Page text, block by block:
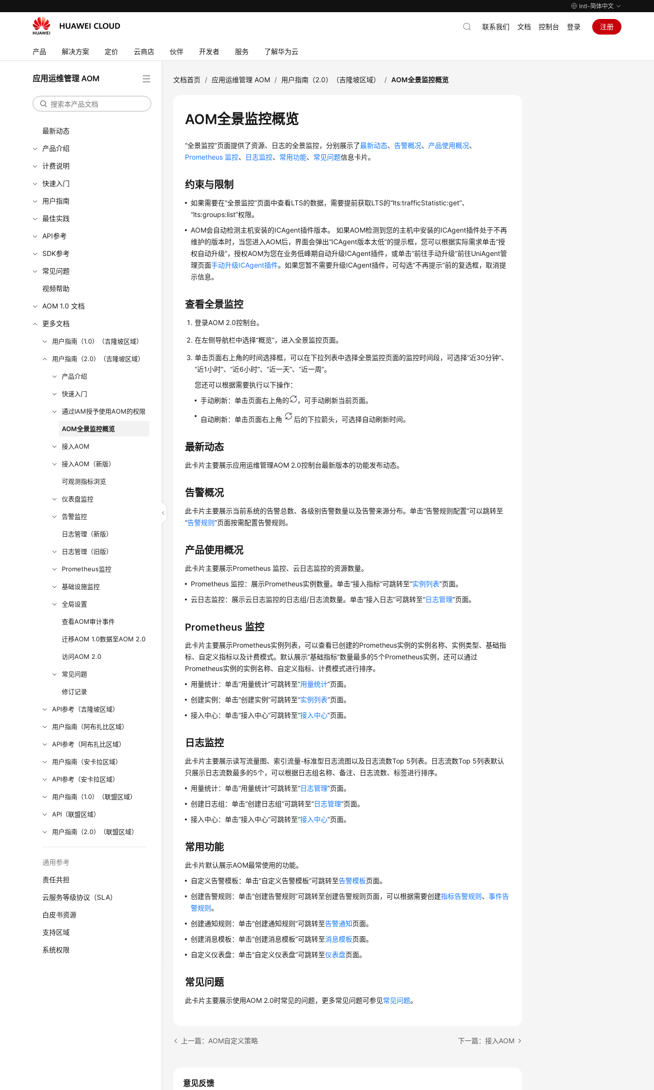
Intl-简体中文
产品 解决方案 定价 云商店 伙伴 开发者 服务 了解华为云
联系我们 文档 控制台 登录 注册
应用运维管理 AOM
最新动态
产品介绍
计费说明
快速入门
用户指南
最佳实践
API参考
SDK参考
常见问题
视频帮助
AOM 1.0 文档
更多文档
用户指南（1.0）（吉隆坡区域）
用户指南（2.0）（吉隆坡区域）
产品介绍
快速入门
通过IAM授予使用AOM的权限
AOM全景监控概览
接入AOM
接入AOM（新版）
可观测指标浏览
仪表盘监控
告警监控
日志管理（新版）
日志管理（旧版）
Prometheus监控
基础设施监控
全局设置
查看AOM审计事件
迁移AOM 1.0数据至AOM 2.0
访问AOM 2.0
常见问题
修订记录
API参考（吉隆坡区域）
用户指南（阿布扎比区域）
API参考（阿布扎比区域）
用户指南（安卡拉区域）
API参考（安卡拉区域）
用户指南（1.0）（联盟区域）
API（联盟区域）
用户指南（2.0）（联盟区域）
通用参考
责任共担
云服务等级协议（SLA）
白皮书资源
支持区域
系统权限
文档首页 / 应用运维管理 AOM / 用户指南（2.0）（吉隆坡区域） / AOM全景监控概览
AOM全景监控概览
“全景监控”页面提供了资源、日志的全景监控，分别展示了最新动态、告警概况、 产品使用概况、
Prometheus 监控、 日志监控、 常用功能、 常见问题信息卡片。
约束与限制
如果需要在“全景监控”页面中查看LTS的数据，需要提前获取LTS的“lts:trafficStatistic:get”、
“lts:groups:list”权限。
AOM会自动检测主机安装的ICAgent插件版本。 如果AOM检测到您的主机中安装的ICAgent插件处于不再
维护的版本时，当您进入AOM后，界面会弹出“ICAgent版本太低”的提示框，您可以根据实际需求单击“授
权自动升级”，授权AOM为您在业务低峰期自动升级ICAgent插件，或单击“前往手动升级”前往UniAgent管
理页面手动升级ICAgent插件。如果您暂不需要升级ICAgent插件，可勾选“不再提示”前的复选框，取消提
示信息。
查看全景监控
登录AOM 2.0控制台。
在左侧导航栏中选择“概览”，进入全景监控页面。
单击页面右上角的时间选择框，可以在下拉列表中选择全景监控页面的监控时间段，可选择“近30分钟”、
“近1小时”、“近6小时”、“近一天”、“近一周”。
您还可以根据需要执行以下操作：
手动刷新：单击页面右上角的
，可手动刷新当前页面。
自动刷新：单击页面右上角 后的下拉箭头，可选择自动刷新时间。
最新动态
此卡片主要展示应用运维管理AOM 2.0控制台最新版本的功能发布动态。
告警概况
此卡片主要展示当前系统的告警总数、各级别告警数量以及告警来源分布。单击“告警规则配置”可以跳转至
“告警规则”页面按需配置告警规则。
产品使用概况
此卡片主要展示Prometheus 监控、云日志监控的资源数量。
Prometheus 监控：展示Prometheus实例数量。单击“接入指标”可跳转至“实例列表”页面。
云日志监控：展示云日志监控的日志组/日志流数量。单击“接入日志”可跳转至“日志管理”页面。
Prometheus 监控
此卡片主要展示Prometheus实例列表，可以查看已创建的Prometheus实例的实例名称、实例类型、基础指
标、自定义指标以及计费模式。默认展示“基础指标”数量最多的5个Prometheus实例，还可以通过
Prometheus实例的实例名称、自定义指标、计费模式进行排序。
用量统计：单击“用量统计”可跳转至“用量统计”页面。
创建实例：单击“创建实例”可跳转至“实例列表”页面。
接入中心：单击“接入中心”可跳转至“接入中心”页面。
日志监控
此卡片主要展示读写流量图、索引流量-标准型日志流图以及日志流数Top 5列表。日志流数Top 5列表默认
只展示日志流数最多的5个，可以根据日志组名称、备注、日志流数、标签进行排序。
用量统计：单击“用量统计”可跳转至“日志管理”页面。
创建日志组：单击“创建日志组”可跳转至“日志管理”页面。
接入中心：单击“接入中心”可跳转至“接入中心”页面。
常用功能
此卡片默认展示AOM最常使用的功能。
自定义告警模板：单击“自定义告警模板”可跳转至告警模板页面。
创建告警规则：单击“创建告警规则”可跳转至创建告警规则页面，可以根据需要创建指标告警规则、事件告
警规则。
创建通知规则：单击“创建通知规则”可跳转至告警通知页面。
创建消息模板：单击“创建消息模板”可跳转至消息模板页面。
自定义仪表盘：单击“自定义仪表盘”可跳转至仪表盘页面。
常见问题
此卡片主要展示使用AOM 2.0时常见的问题，更多常见问题可参见常见问题。
上一篇：AOM自定义策略 下一篇：接入AOM
意见反馈